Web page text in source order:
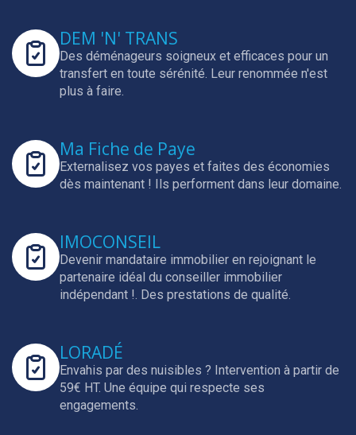
DEM 'N' TRANS
Des déménageurs soigneux et efficaces pour un
transfert en toute sérénité. Leur renommée n'est
plus à faire.
Ma Fiche de Paye
Externalisez vos payes et faites des économies
dès maintenant ! Ils performent dans leur domaine.
IMOCONSEIL
Devenir mandataire immobilier en rejoignant le
partenaire idéal du conseiller immobilier
indépendant !. Des prestations de qualité.
LORADÉ
Envahis par des nuisibles ? Intervention à partir de
59€ HT. Une équipe qui respecte ses
engagements.